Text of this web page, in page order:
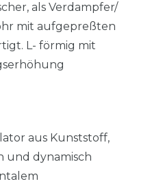
als Verdampfer/
mit aufgepreßten
L- förmig mit
aus Kunststoff,
und dynamisch